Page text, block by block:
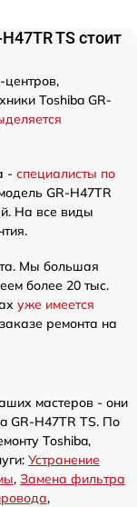
TS стоит
центров,
Toshiba GR-
- специалисты по
GR-H47TR
На все виды
Мы большая
более 20 тыс.
уже имеется
ремонта на
мастеров - они
GR-H47TR TS. По
Toshiba,
Устранение
, Замена фильтра
,